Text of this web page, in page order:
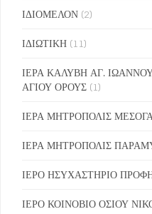
ΙΔΙΟΜΕΛΟΝ (2)
ΙΔΙΩΤΙΚΗ (11)
ΙΕΡΑ ΚΑΛΥΒΗ ΑΓ.
ΑΓΙΟΥ ΟΡΟΥΣ (1)
ΙΕΡΑ ΜΗΤΡΟΠΟΛΙΣ
ΙΕΡΑ ΜΗΤΡΟΠΟΛΙΣ
ΙΕΡΟ ΗΣΥΧΑΣΤΗΡΙΟ
ΙΕΡΟ ΚΟΙΝΟΒΙΟ ΟΣΙΟΥ